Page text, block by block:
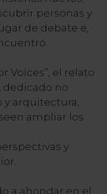
personas y
de debate e,
Voices”, el relato
dedicado no
y arquitectura,
ampliar los
y
a ahondar en el